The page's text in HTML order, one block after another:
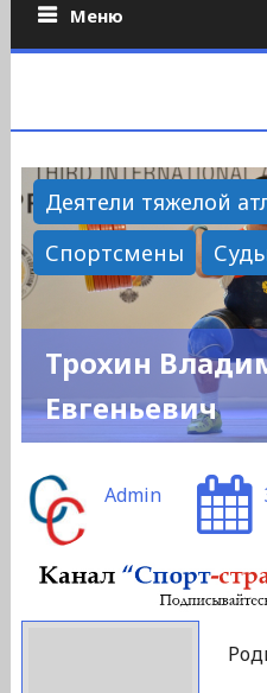
Меню
Деятели тяжелой
Спортсмены
Трохин
Евгеньевич
Admin